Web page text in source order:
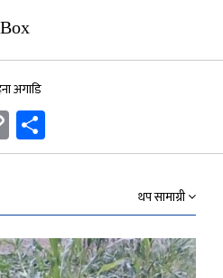
अगाडि
Copy
Link
थप सामाग्री